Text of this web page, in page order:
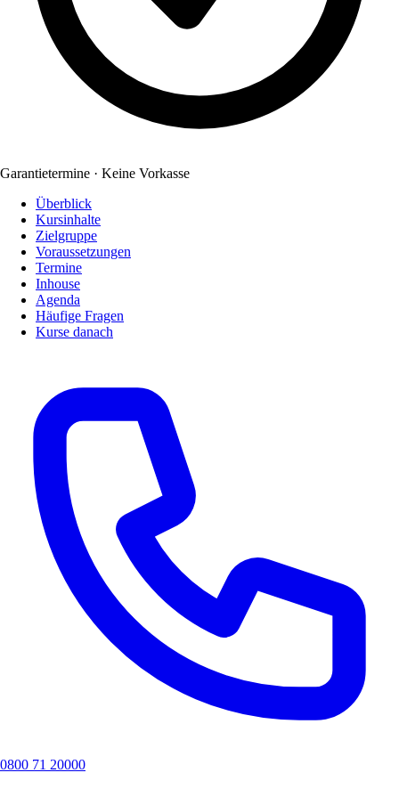
Garantietermine · Keine Vorkasse
Überblick
Kursinhalte
Zielgruppe
Voraussetzungen
Termine
Inhouse
Agenda
Häufige Fragen
Kurse danach
0800 71 20000